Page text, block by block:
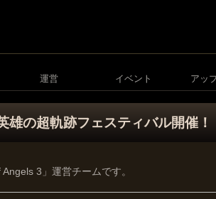
運営 イベント アッ
雄の超軌跡フェスティバル開催！
Angels 3」運営チームです。